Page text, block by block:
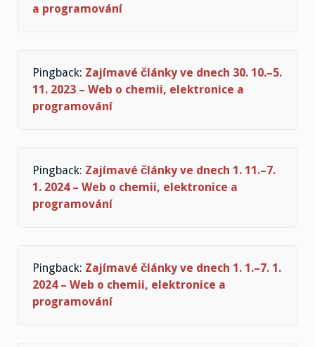
a programování
Pingback: Zajímavé články ve dnech 30. 10.–5.
11. 2023 – Web o chemii, elektronice a
programování
Pingback: Zajímavé články ve dnech 1. 11.–7.
1. 2024 – Web o chemii, elektronice a
programování
Pingback: Zajímavé články ve dnech 1. 1.–7. 1.
2024 – Web o chemii, elektronice a
programování